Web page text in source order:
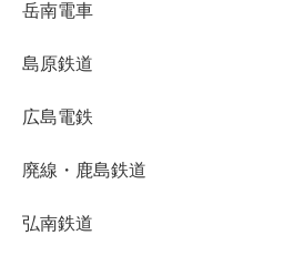
岳南電車
島原鉄道
広島電鉄
廃線・鹿島鉄道
弘南鉄道